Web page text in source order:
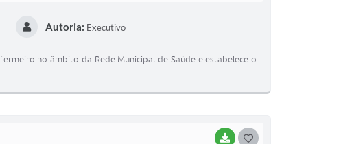
I
Autoria: Executivo
no âmbito da Rede Municipal de Saúde e estabelece o
BAIXAR